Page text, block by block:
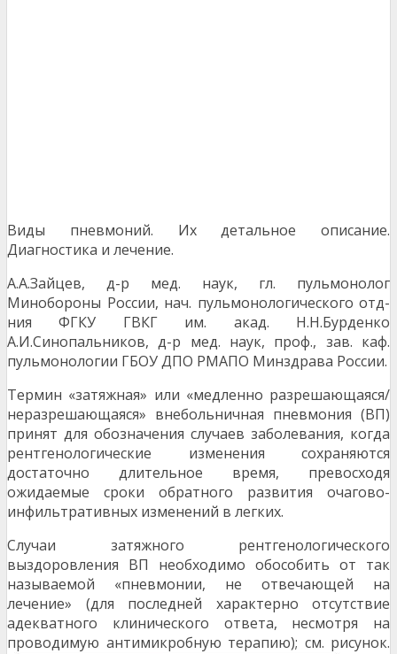
Виды пневмоний. Их детальное описание.
Диагностика и лечение.
А.А.Зайцев, д-р мед. наук, гл. пульмонолог
Минобороны России, нач. пульмонологического отд-
ния ФГКУ ГВКГ им. акад. Н.Н.Бурденко
А.И.Синопальников, д-р мед. наук, проф., зав. каф.
пульмонологии ГБОУ ДПО РМАПО Минздрава России.
Термин «затяжная» или «медленно разрешающаяся/
неразрешающаяся» внебольничная пневмония (ВП)
принят для обозначения случаев заболевания, когда
рентгенологические изменения сохраняются
достаточно длительное время, превосходя
ожидаемые сроки обратного развития очагово-
инфильтративных изменений в легких.
Случаи затяжного рентгенологического
выздоровления ВП необходимо обособить от так
называемой «пневмонии, не отвечающей на
лечение» (для последней характерно отсутствие
адекватного клинического ответа, несмотря на
проводимую антимикробную терапию); см. рисунок.